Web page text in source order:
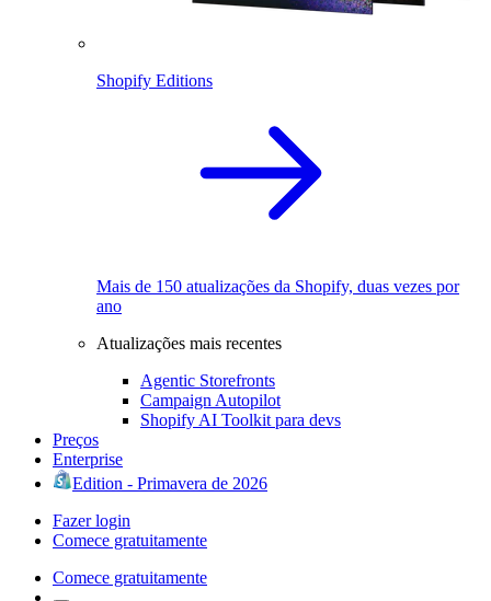
Shopify Editions
Mais de 150 atualizações da Shopify, duas vezes por
ano
Atualizações mais recentes
Agentic Storefronts
Campaign Autopilot
Shopify AI Toolkit para devs
Preços
Enterprise
Edition - Primavera de 2026
Fazer login
Comece gratuitamente
Comece gratuitamente